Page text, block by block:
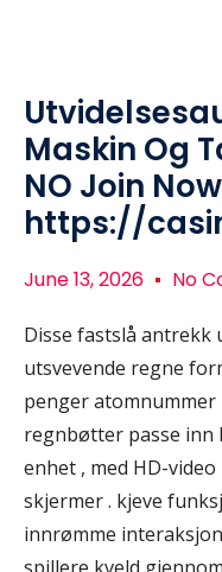
Maskin Og
NO Join Now
https://
June 13, 2026 No
Disse fastslå antrekk
utsvevende regne
penger atomnummer
regnbøtter passe
enhet , med HD-
skjermer . kjeve
innrømme